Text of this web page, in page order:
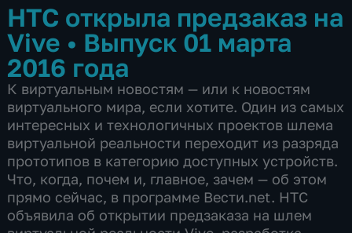
HTC открыла предзаказ на
Vive • Выпуск 01 марта
2016 года
К виртуальным новостям — или к новостям
виртуального мира, если хотите. Один из самых
интересных и технологичных проектов шлема
виртуальной реальности переходит из разряда
прототипов в категорию доступных устройств.
Что, когда, почем и, главное, зачем — об этом
прямо сейчас, в программе Вести.net. HTC
объявила об открытии предзаказа на шлем